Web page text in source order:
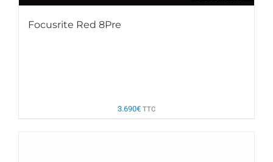
Focusrite Red 8Pre
3.690€ TTC